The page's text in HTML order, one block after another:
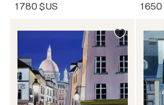
1 780 $US 1